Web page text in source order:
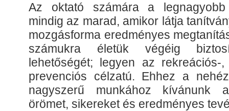
Az oktató számára a legnagyobb
mindig az marad, amikor látja
mozgásforma eredményes
számukra életük végéig
lehetőségét; legyen az rekreációs-
prevenciós célzatú. Ehhez a
nagyszerű munkához kívánunk
örömet, sikereket és eredményes